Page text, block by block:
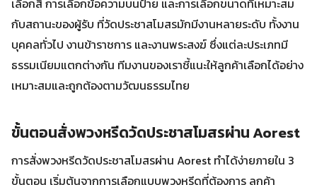
เลือกสี การเลือกข้อความบนป้าย และการเลือกขนาดที่เหมาะสม
กับสถานะของผู้รับ ที่วัดประชาสโมสรมักมีงานหลายระดับ ทั้งงาน
บุคคลทั่วไป งานข้าราชการ และงานพระสงฆ์ ซึ่งแต่ละประเภทมี
ธรรมเนียมแตกต่างกัน ทีมงานของเราชี้แนะให้ลูกค้าเลือกได้อย่าง
เหมาะสมและถูกต้องตามวัฒนธรรมไทย
ขั้นตอนสั่งพวงหรีดวัดประชาสโมสรผ่าน Aorest
การสั่งพวงหรีดวัดประชาสโมสรผ่าน Aorest ทำได้ง่ายภายใน 3
ขั้นตอน เริ่มต้นจากการเลือกแบบพวงหรีดที่ต้องการ ลูกค้า